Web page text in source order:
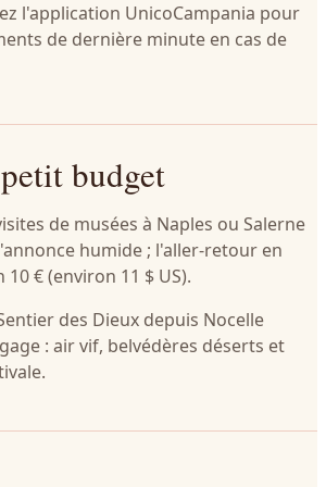
l'application UnicoCampania pour
de dernière minute en cas de
budget
de musées à Naples ou Salerne
humide ; l'aller-retour en
€ (environ 11 $ US).
des Dieux depuis Nocelle
: air vif, belvédères déserts et